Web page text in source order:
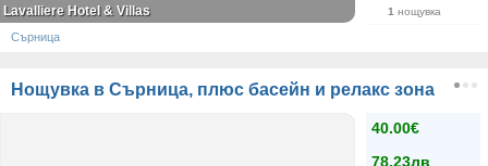
1 нощувка
Lavalliere Hotel & Villas
Сърница
Нощувка в Сърница, плюс басейн и релакс зона
40.00€
78.23лв